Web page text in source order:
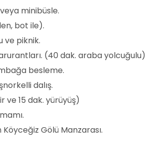
minibüsle.
bot ile).
ve piknik.
(40 dak. araba yolcuğulu)
besleme.
dalış.
ve 15 dak. yürüyüş)
Gölü Manzarası.